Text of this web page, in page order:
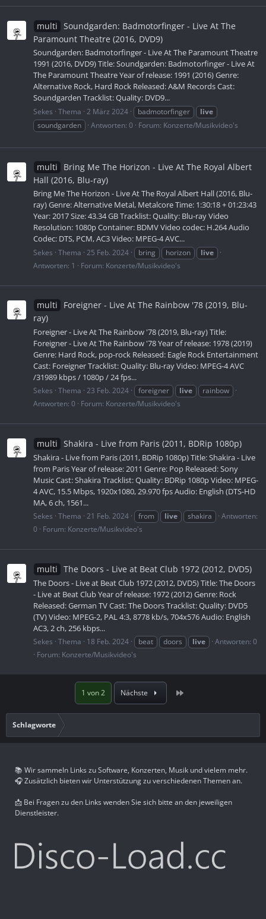
multi Soundgarden: Badmotorfinger - Live At The
Paramount Theatre (2016, DVD9)
Soundgarden: Badmotorfinger - Live At The Paramount Theatre
1991 (2016, DVD9) Title: Soundgarden: Badmotorfinger - Live At
The Paramount Theatre Year of release: 1991 (2016) Genre:
Alternative Rock, Hard Rock Released: A&M Records Cast:
Soundgarden Tracklist: Quality: DVD9...
Sekes Thema 2 März 2024 badmotorfinger
live
soundgarden
Antworten: 0 Forum: Konzerte/Musikvideo's
multi
Bring Me The Horizon - Live At The Royal Albert
Hall (2016, Blu-ray)
Bring Me The Horizon - Live At The Royal Albert Hall (2016, Blu-
ray) Genre: Alternative Metal, Metalcore Time: 1:30:18 + 01:23:43
Year: 2017 Size: 43.34 GB Tracklist: Quality: Blu-ray Video
Resolution: 1080p Container: BDMV Video codec: H.264 Audio
Codec: DTS, PCM, AC3 Video: MPEG-4 AVC...
Sekes Thema 25 Feb. 2024 bring horizon
live
Antworten: 1
Forum: Konzerte/Musikvideo's
multi
Foreigner - Live At The Rainbow '78 (2019, Blu-
ray)
Foreigner - Live At The Rainbow '78 (2019, Blu-ray) Title:
Foreigner - Live At The Rainbow '78 Year of release: 1978 (2019)
Genre: Hard Rock, pop-rock Released: Eagle Rock Entertainment
Cast: Foreigner Tracklist: Quality: Blu-ray Video: MPEG-4 AVC
/31989 kbps / 1080p / 24 fps...
Sekes Thema 23 Feb. 2024 foreigner live
rainbow
Antworten: 0
Forum: Konzerte/Musikvideo's
multi Shakira - Live from Paris (2011, BDRip 1080p)
Shakira - Live from Paris (2011, BDRip 1080p) Title: Shakira - Live
from Paris Year of release: 2011 Genre: Pop Released: Sony
Music Cast: Shakira Tracklist: Quality: BDRip 1080p Video: MPEG-
4 AVC, 15.5 Mbps, 1920x1080, 29.970 fps Audio: English (DTS-HD
MA, 6 ch, 1561...
Sekes Thema 21 Feb. 2024 from live shakira
Antworten:
0
Forum: Konzerte/Musikvideo's
multi The Doors - Live at Beat Club 1972 (2012, DVD5)
The Doors - Live at Beat Club 1972 (2012, DVD5) Title: The Doors
- Live at Beat Club Year of release: 1972 (2012) Genre: Rock
Released: German TV Cast: The Doors Tracklist: Quality: DVD5
(TV) Video: MPEG-2, PAL 4:3, 8778 kb/s, 704x576 Audio: English
AC3, 2 ch, 256 kbps...
Sekes Thema 18 Feb. 2024 beat doors live
Antworten: 0
Forum: Konzerte/Musikvideo's
1 von 2 Nächste
Schlagworte
📚 Wir sammeln Links zu Software, Konzerten, Musik und vielem mehr.
🎧 Zusätzlich bieten wir Unterstützung zu verschiedenen Themen an.
📩 Bei Fragen zu den Links wenden Sie sich bitte an den jeweiligen
Dienstleister.